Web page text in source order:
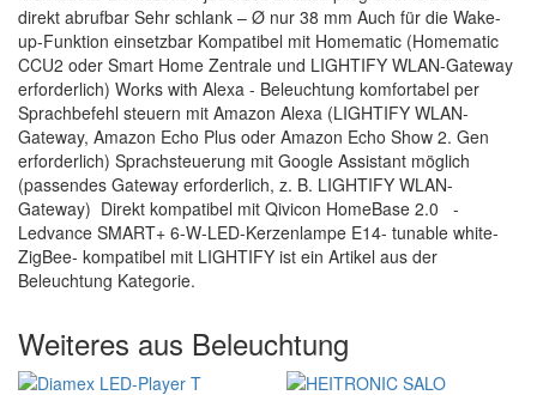
direkt abrufbar Sehr schlank – Ø nur 38 mm Auch für die Wake-
up-Funktion einsetzbar Kompatibel mit Homematic (Homematic
CCU2 oder Smart Home Zentrale und LIGHTIFY WLAN-Gateway
erforderlich) Works with Alexa - Beleuchtung komfortabel per
Sprachbefehl steuern mit Amazon Alexa (LIGHTIFY WLAN-
Gateway, Amazon Echo Plus oder Amazon Echo Show 2. Gen
erforderlich) Sprachsteuerung mit Google Assistant möglich
(passendes Gateway erforderlich, z. B. LIGHTIFY WLAN-
Gateway) Direkt kompatibel mit Qivicon HomeBase 2.0 -
Ledvance SMART+ 6-W-LED-Kerzenlampe E14- tunable white-
ZigBee- kompatibel mit LIGHTIFY ist ein Artikel aus der
Beleuchtung Kategorie.
Weiteres aus Beleuchtung